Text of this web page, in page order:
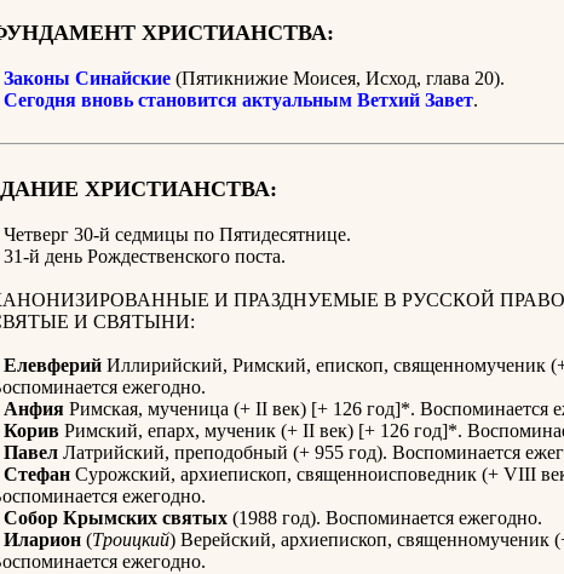
ХРИСТИАНСТВА:
Законы Синайские (Пятикнижие Моисея, Исход, глава 20).
Сегодня вновь становится актуальным Ветхий Завет.
ХРИСТИАНСТВА:
Четверг 30-й седмицы по Пятидесятнице.
й день Рождественского поста.
И ПРАЗДНУЕМЫЕ В РУССКОЙ
И СВЯТЫНИ:
Елевферий Иллирийский, Римский, епископ, священномученик
ежегодно.
Анфия Римская, мученица (+ II век) [+ 126 год]*. Воспоминается
Корив Римский, епарх, мученик (+ II век) [+ 126 год]*.
Павел Латрийский, преподобный (+ 955 год). Воспоминается
Стефан Сурожский, архиепископ, священноисповедник (+ VIII
ежегодно.
Собор Крымских святых (1988 год). Воспоминается ежегодно.
Иларион (Троицкий) Верейский, архиепископ, священномученик
ежегодно.